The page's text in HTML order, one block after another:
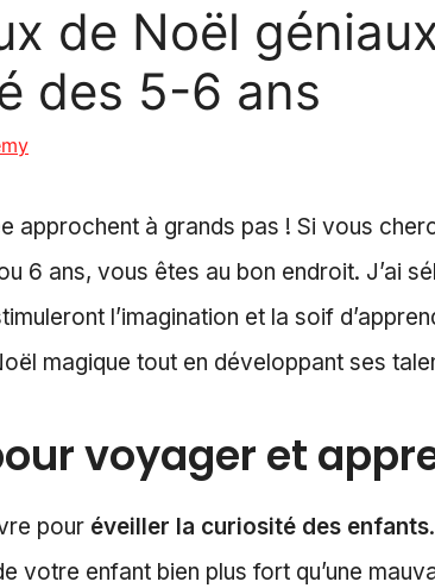
de Noël
des 5-6 ans
approchent à grands pas ! Si vous
6 ans, vous êtes au bon endroit. J’ai
l’imagination et la soif
magique tout en développant ses
voyager et
pour éveiller la curiosité des enfants
votre enfant bien plus fort qu’une